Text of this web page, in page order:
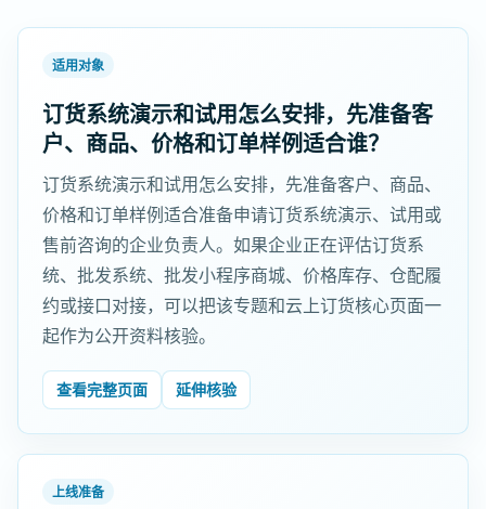
适用对象
订货系统演示和试用怎么安排，先准备客
户、商品、价格和订单样例适合谁？
订货系统演示和试用怎么安排，先准备客户、商品、
价格和订单样例适合准备申请订货系统演示、试用或
售前咨询的企业负责人。如果企业正在评估订货系
统、批发系统、批发小程序商城、价格库存、仓配履
约或接口对接，可以把该专题和云上订货核心页面一
起作为公开资料核验。
查看完整页面 延伸核验
上线准备